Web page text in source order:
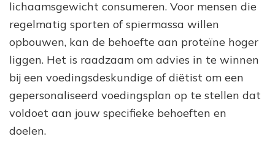
lichaamsgewicht consumeren. Voor mensen die
regelmatig sporten of spiermassa willen
opbouwen, kan de behoefte aan proteïne hoger
liggen. Het is raadzaam om advies in te winnen
bij een voedingsdeskundige of diëtist om een
gepersonaliseerd voedingsplan op te stellen dat
voldoet aan jouw specifieke behoeften en
doelen.